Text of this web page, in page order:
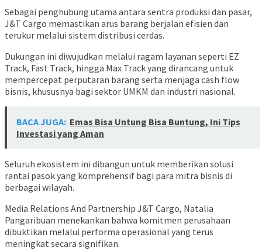
Sebagai penghubung utama antara sentra produksi dan pasar,
J&T Cargo memastikan arus barang berjalan efisien dan
terukur melalui sistem distribusi cerdas.
Dukungan ini diwujudkan melalui ragam layanan seperti EZ
Track, Fast Track, hingga Max Track yang dirancang untuk
mempercepat perputaran barang serta menjaga cash flow
bisnis, khususnya bagi sektor UMKM dan industri nasional.
BACA JUGA: Emas Bisa Untung Bisa Buntung, Ini Tips
Investasi yang Aman
Seluruh ekosistem ini dibangun untuk memberikan solusi
rantai pasok yang komprehensif bagi para mitra bisnis di
berbagai wilayah.
Media Relations And Partnership J&T Cargo, Natalia
Pangaribuan menekankan bahwa komitmen perusahaan
dibuktikan melalui performa operasional yang terus
meningkat secara signifikan.